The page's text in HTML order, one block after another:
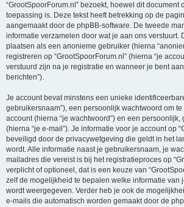
“GrootSpoorForum.nl” bezoekt, hoewel dit document
toepassing is. Deze tekst heeft betrekking op de
aangemaakt door de phpBB-software. De tweede
informatie verzamelen door wat je aan ons verstuurt.
plaatsen als een anonieme gebruiker (hierna
registreren op “GrootSpoorForum.nl” (hierna “je
verstuurd zijn na je registratie en wanneer je bent
berichten”).
Je account bevat minstens een unieke
gebruikersnaam”), een persoonlijk wachtwoord om
account (hierna “je wachtwoord”) en een
(hierna “je e-mail”). Je informatie voor je account op
beveiligd door de privacywetgeving die geldt in het
wordt. Alle informatie naast je gebruikersnaam, je
mailadres die vereist is bij het registratieproces op
verplicht of optioneel, dat is een keuze van
zelf de mogelijkheid te bepalen welke informatie van
wordt weergegeven. Verder heb je ook de
e-mails die automatisch worden gemaakt door de